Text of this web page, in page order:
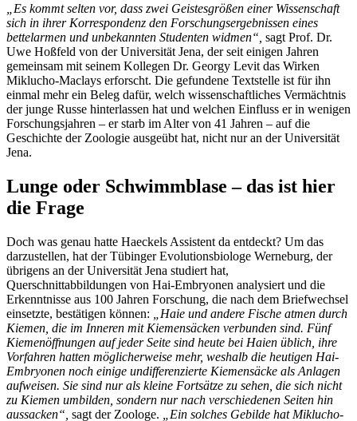
„Es kommt selten vor, dass zwei Geistesgrößen einer Wissenschaft
sich in ihrer Korrespondenz den Forschungsergebnissen eines
bettelarmen und unbekannten Studenten widmen“, sagt Prof. Dr.
Uwe Hoßfeld von der Universität Jena, der seit einigen Jahren
gemeinsam mit seinem Kollegen Dr. Georgy Levit das Wirken
Miklucho-Maclays erforscht. Die gefundene Textstelle ist für ihn
einmal mehr ein Beleg dafür, welch wissenschaftliches Vermächtnis
der junge Russe hinterlassen hat und welchen Einfluss er in wenigen
Forschungsjahren – er starb im Alter von 41 Jahren – auf die
Geschichte der Zoologie ausgeübt hat, nicht nur an der Universität
Jena.
Lunge oder Schwimmblase – das ist hier
die Frage
Doch was genau hatte Haeckels Assistent da entdeckt? Um das
darzustellen, hat der Tübinger Evolutionsbiologe Werneburg, der
übrigens an der Universität Jena studiert hat,
Querschnittabbildungen von Hai-Embryonen analysiert und die
Erkenntnisse aus 100 Jahren Forschung, die nach dem Briefwechsel
einsetzte, bestätigen können:
„Haie und andere Fische atmen durch
Kiemen, die im Inneren mit Kiemensäcken verbunden sind. Fünf
Kiemenöffnungen auf jeder Seite sind heute bei Haien üblich, ihre
Vorfahren hatten möglicherweise mehr, weshalb die heutigen Hai-
Embryonen noch einige undifferenzierte Kiemensäcke als Anlagen
aufweisen. Sie sind nur als kleine Fortsätze zu sehen, die sich nicht
zu Kiemen umbilden, sondern nur nach verschiedenen Seiten hin
aussacken“, sagt der Zoologe. „Ein solches Gebilde hat Miklucho-